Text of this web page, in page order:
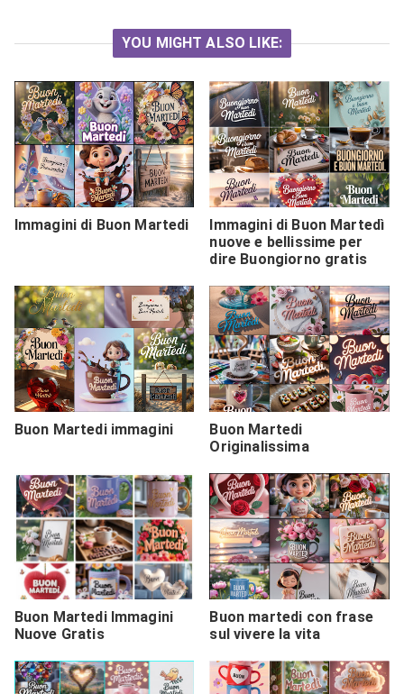
YOU MIGHT ALSO LIKE:
Immagini di Buon Martedi
Immagini di Buon Martedì
nuove e bellissime per
dire Buongiorno gratis
Buon Martedi immagini
Buon Martedi
Originalissima
Buon Martedi Immagini
Nuove Gratis
Buon martedi con frase
sul vivere la vita